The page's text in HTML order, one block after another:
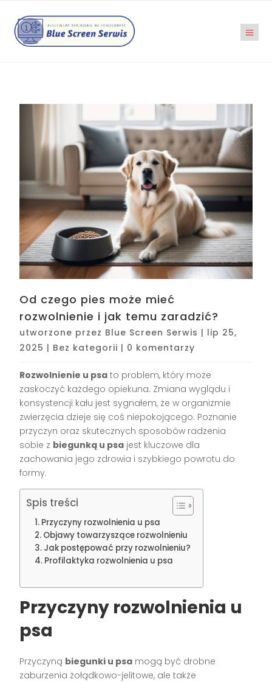
Od czego pies może mieć
rozwolnienie i jak temu zaradzić?
utworzone przez Blue Screen Serwis | lip 25,
2025 | Bez kategorii | 0 komentarzy
Rozwolnienie u psa to problem, który może
zaskoczyć każdego opiekuna. Zmiana wyglądu i
konsystencji kału jest sygnałem, że w organizmie
zwierzęcia dzieje się coś niepokojącego. Poznanie
przyczyn oraz skutecznych sposobów radzenia
sobie z biegunką u psa jest kluczowe dla
zachowania jego zdrowia i szybkiego powrotu do
formy.
Spis treści
Przyczyny rozwolnienia u psa
Objawy towarzyszące rozwolnieniu
Jak postępować przy rozwolnieniu?
Profilaktyka rozwolnienia u psa
Przyczyny rozwolnienia u
psa
Przyczyną biegunki u psa mogą być drobne
zaburzenia żołądkowo-jelitowe, ale także